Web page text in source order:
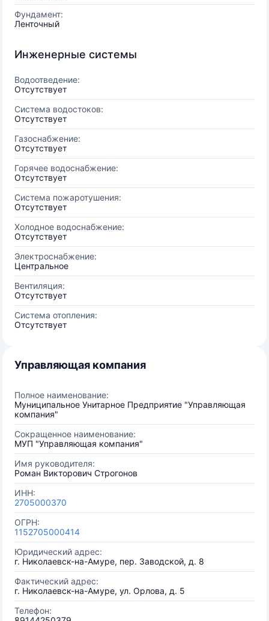
Фундамент:
Ленточный
Инженерные системы
Водоотведение:
Отсутствует
Система водостоков:
Отсутствует
Газоснабжение:
Отсутствует
Горячее водоснабжение:
Отсутствует
Система пожаротушения:
Отсутствует
Холодное водоснабжение:
Отсутствует
Электроснабжение:
Центральное
Вентиляция:
Отсутствует
Система отопления:
Отсутствует
Управляющая компания
Полное наименование:
Муниципальное Унитарное Предприятие "Управляющая
компания"
Сокращенное наименование:
МУП "Управляющая компания"
Имя руководителя:
Роман Викторович Строгонов
ИНН:
2705000370
ОГРН:
1152705000414
Юридический адрес:
г. Николаевск-на-Амуре, пер. Заводской, д. 8
Фактический адрес:
г. Николаевск-на-Амуре, ул. Орлова, д. 5
Телефон: